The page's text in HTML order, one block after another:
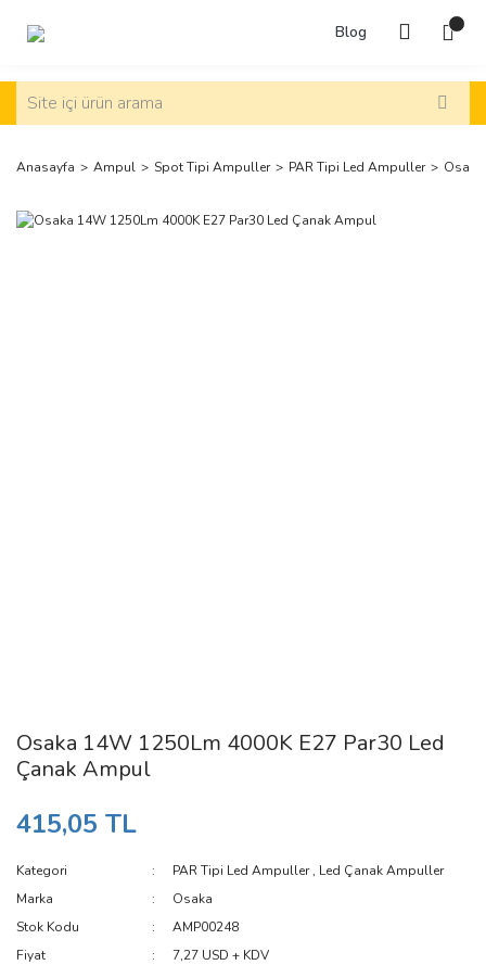
Blog
Anasayfa Ampul Spot Tipi Ampuller PAR Tipi Led Ampuller
Osaka 14W 1250Lm 4000K E27 Par30 Led
Çanak Ampul
415,05 TL
Kategori PAR Tipi Led Ampuller, Led Çanak Ampuller
Marka
Osaka
Stok Kodu
AMP00248
Fiyat
7,27 USD + KDV